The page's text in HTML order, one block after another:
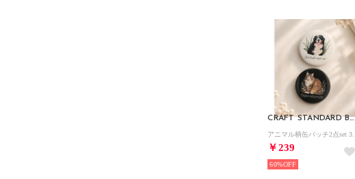
CRAFT STANDARD BOUTIQUE
￥239
60%